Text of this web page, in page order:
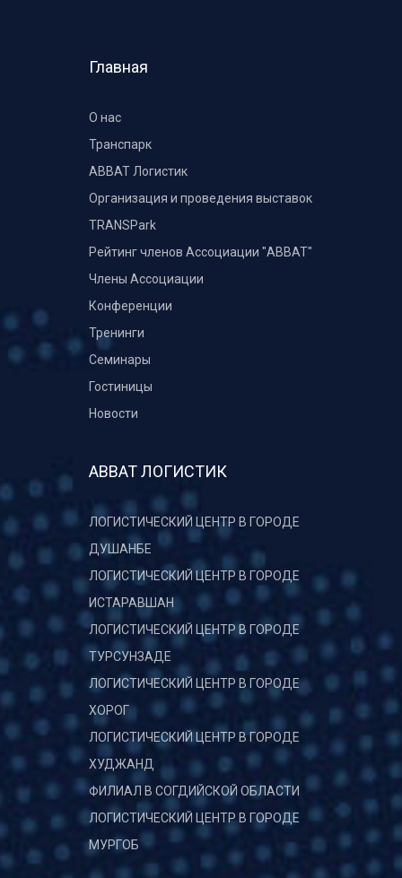
Главная
О нас
Транспарк
ABBAT Логистик
Организация и проведения выставок
TRANSPark
Рейтинг членов Ассоциации "АВВАТ"
Члены Ассоциации
Конференции
Тренинги
Семинары
Гостиницы
Новости
АВВАТ ЛОГИСТИК
ЛОГИСТИЧЕСКИЙ ЦЕНТР В ГОРОДЕ
ДУШАНБЕ
ЛОГИСТИЧЕСКИЙ ЦЕНТР В ГОРОДЕ
ИСТАРАВШАН
ЛОГИСТИЧЕСКИЙ ЦЕНТР В ГОРОДЕ
ТУРСУНЗАДЕ
ЛОГИСТИЧЕСКИЙ ЦЕНТР В ГОРОДЕ
ХОРОГ
ЛОГИСТИЧЕСКИЙ ЦЕНТР В ГОРОДЕ
ХУДЖАНД
ФИЛИАЛ В СОГДИЙСКОЙ ОБЛАСТИ
ЛОГИСТИЧЕСКИЙ ЦЕНТР В ГОРОДЕ
МУРГОБ